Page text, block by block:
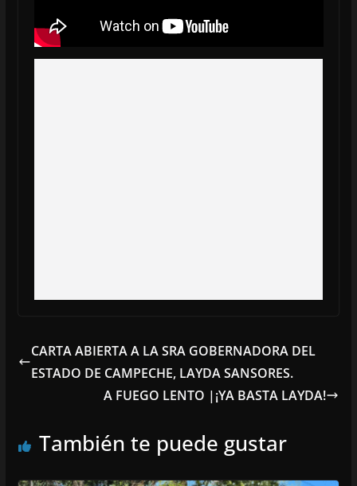
CARTA ABIERTA A LA SRA GOBERNADORA DEL
ESTADO DE CAMPECHE, LAYDA SANSORES.
A FUEGO LENTO |¡YA BASTA LAYDA!
También te puede gustar